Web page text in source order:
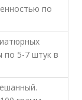
по
по 5-7 штук в